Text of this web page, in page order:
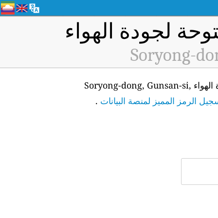
لجودة الهواء
Soryong-
من أجل الوصول إلى واجهة برمجة التطبيقات للبيانات في الوقت الفعلي لمحطة مراقبة جودة الهواء Soryong-dong, Gunsan-si,
الرمز المميز لمنصة البيانات .